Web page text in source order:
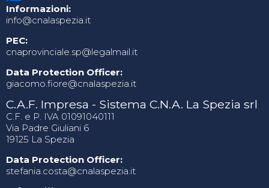
Informazioni:
info@cnalaspezia.it
PEC:
cnaprovinciale.sp@legalmail.it
Data Protection Officer:
giacomo.fiore@cnalaspezia.it
C.A.F. Impresa - Sistema C.N.A. La Spezia srl
C.F. e P. IVA 01091040111
Via Padre Giuliani 6
19125 La Spezia
Data Protection Officer:
stefania.costa@cnalaspezia.it